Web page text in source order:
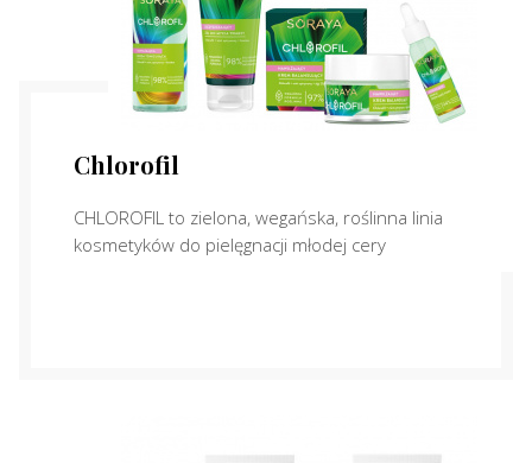
Chlorofil
CHLOROFIL to zielona, wegańska, roślinna linia
kosmetyków do pielęgnacji młodej cery